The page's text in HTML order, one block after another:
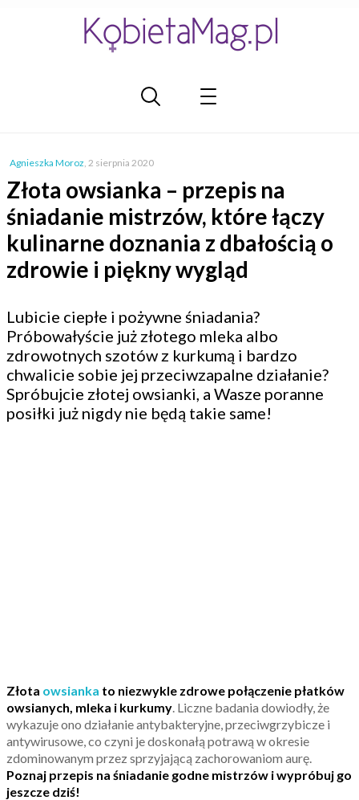
Agnieszka Moroz, 2 sierpnia 2020
Złota owsianka – przepis na
śniadanie mistrzów, które łączy
kulinarne doznania z dbałością o
zdrowie i piękny wygląd
Lubicie ciepłe i pożywne śniadania?
Próbowałyście już złotego mleka albo
zdrowotnych szotów z kurkumą i bardzo
chwalicie sobie jej przeciwzapalne działanie?
Spróbujcie złotej owsianki, a Wasze poranne
posiłki już nigdy nie będą takie same!
Złota owsianka to niezwykle zdrowe połączenie płatków
owsianych, mleka i kurkumy. Liczne badania dowiodły, że
wykazuje ono działanie antybakteryjne, przeciwgrzybicze i
antywirusowe, co czyni je doskonałą potrawą w okresie
zdominowanym przez sprzyjającą zachorowaniom aurę.
Poznaj przepis na śniadanie godne mistrzów i wypróbuj go
jeszcze dziś!